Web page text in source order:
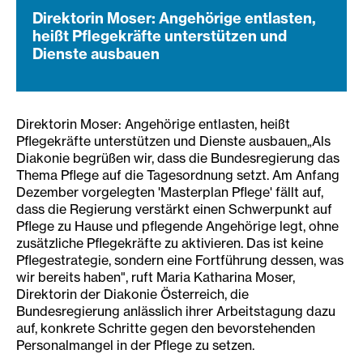
Direktorin Moser: Angehörige entlasten,
heißt Pflegekräfte unterstützen und
Dienste ausbauen
Direktorin Moser: Angehörige entlasten, heißt
Pflegekräfte unterstützen und Dienste ausbauen„Als
Diakonie begrüßen wir, dass die Bundesregierung das
Thema Pflege auf die Tagesordnung setzt. Am Anfang
Dezember vorgelegten 'Masterplan Pflege' fällt auf,
dass die Regierung verstärkt einen Schwerpunkt auf
Pflege zu Hause und pflegende Angehörige legt, ohne
zusätzliche Pflegekräfte zu aktivieren. Das ist keine
Pflegestrategie, sondern eine Fortführung dessen, was
wir bereits haben", ruft Maria Katharina Moser,
Direktorin der Diakonie Österreich, die
Bundesregierung anlässlich ihrer Arbeitstagung dazu
auf, konkrete Schritte gegen den bevorstehenden
Personalmangel in der Pflege zu setzen.